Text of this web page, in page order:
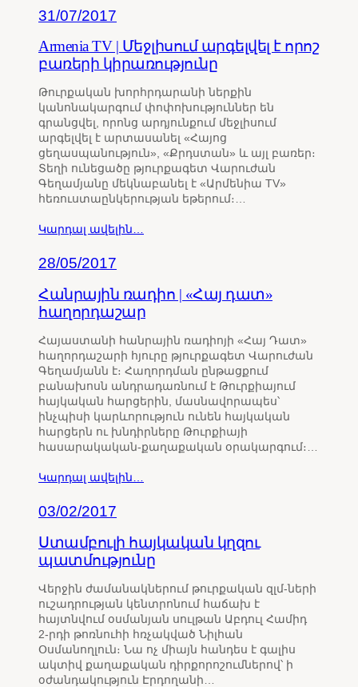
31/07/2017
Armenia TV | Մեջլիսում արգելվել է որոշ
բառերի կիրառությունը
Թուրքական խորհրդարանի ներքին
կանոնակարգում փոփոխություններ են
գրանցվել, որոնց արդյունքում մեջլիսում
արգելվել է արտասանել «Հայոց
ցեղասպանություն», «Քրդստան» և այլ բառեր։
Տեղի ունեցածը թյուրքագետ Վարուժան
Գեղամյանը մեկնաբանել է «Արմենիա TV»
հեռուստաընկերության եթերում։…
Կարդալ ավելին…
28/05/2017
Հանրային ռադիո | «Հայ դատ»
հաղորդաշար
Հայաստանի հանրային ռադիոյի «Հայ Դատ»
հաղորդաշարի հյուրը թյուրքագետ Վարուժան
Գեղամյանն է։ Հաղորդման ընթացքում
բանախոսն անդրադառնում է Թուրքիայում
հայկական հարցերին, մասնավորապես՝
ինչպիսի կարևորություն ունեն հայկական
հարցերն ու խնդիրները Թուրքիայի
հասարակական-քաղաքական օրակարգում։…
Կարդալ ավելին…
03/02/2017
Ստամբուլի հայկական կղզու
պատմությունը
Վերջին ժամանակներում թուրքական զլմ-ների
ուշադրության կենտրոնում հաճախ է
հայտնվում օսմանյան սուլթան Աբդուլ Համիդ
2-րդի թոռնուհի հռչակված Նիլհան
Օսմանողլուն։ Նա ոչ միայն հանդես է գալիս
ակտիվ քաղաքական դիրքորոշումներով՝ ի
օժանդակություն Էրդողանի…